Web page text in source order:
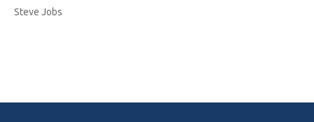
Steve Jobs